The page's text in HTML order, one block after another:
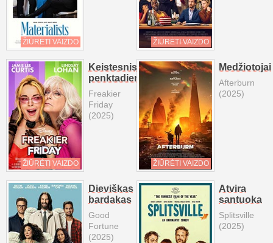
ŽIŪRĖTI VAIZDO ŽIŪRĖTI VAIZDO
ŽIŪRĖTI VAIZDO
Keistesnis
penktadienis
Freakier
Friday
(2025)
ŽIŪRĖTI VAIZDO
Medžiotojai
Afterburn
(2025)
Dieviškas
bardakas
Good
Fortune
(2025)
Atvira
santuoka
Splitsville
(2025)